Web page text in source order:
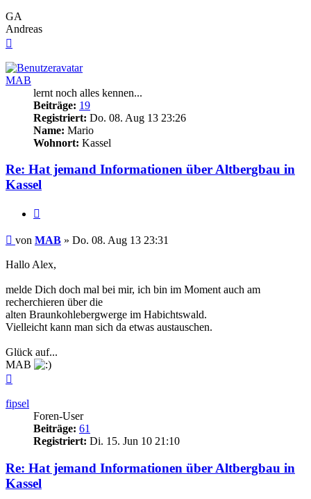
GA
Andreas
MAB
lernt noch alles kennen...
Beiträge: 19
Registriert: Do. 08. Aug 13 23:26
Name: Mario
Wohnort: Kassel
Re: Hat jemand Informationen über Altbergbau in
Kassel
Beitrag
von MAB » Do. 08. Aug 13 23:31
Hallo Alex,
melde Dich doch mal bei mir, ich bin im Moment auch am
recherchieren über die
alten Braunkohlebergwerge im Habichtswald.
Vielleicht kann man sich da etwas austauschen.
Glück auf...
MAB
fipsel
Foren-User
Beiträge: 61
Registriert: Di. 15. Jun 10 21:10
Re: Hat jemand Informationen über Altbergbau in
Kassel